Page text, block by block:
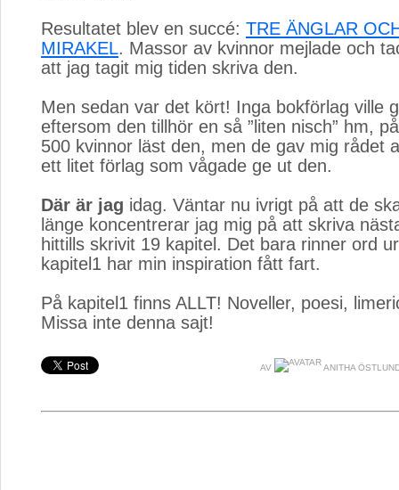
Resultatet blev en succé: TRE ÄNGLAR
MIRAKEL. Massor av kvinnor mejlade och
att jag tagit mig tiden skriva den.
Men sedan var det kört! Inga bokförlag ville
eftersom den tillhör en så ”liten nisch” hm,
500 kvinnor läst den, men de gav mig rådet
ett litet förlag som vågade ge ut den.
Där är jag idag. Väntar nu ivrigt på att de
länge koncentrerar jag mig på att skriva
hittills skrivit 19 kapitel. Det bara rinner ord
kapitel1 har min inspiration fått fart.
På kapitel1 finns ALLT! Noveller, poesi,
Missa inte denna sajt!
AV ANITHA